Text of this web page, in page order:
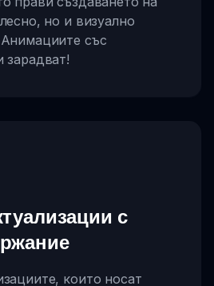
но и визуално
със
зарадват!
с
които носат